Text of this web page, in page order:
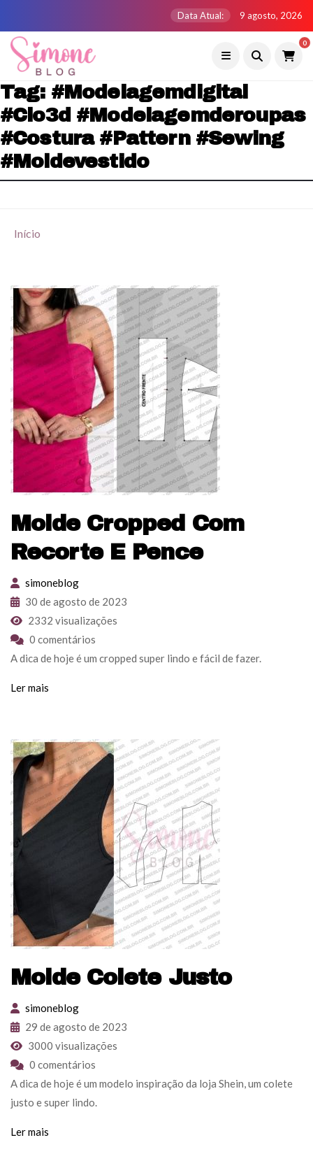
Data Atual: 9 agosto, 2026
0
Tag: #modelagemdigital
#clo3d #modelagemderoupas
#costura #pattern #sewing
#moldevestido
Início
Molde Cropped Com
Recorte E Pence
simoneblog
30 de agosto de 2023
2332 visualizações
0 comentários
A dica de hoje é um cropped super lindo e fácil de fazer.
Ler mais
Molde Colete Justo
simoneblog
29 de agosto de 2023
3000 visualizações
0 comentários
A dica de hoje é um modelo inspiração da loja Shein, um colete
justo e super lindo.
Ler mais